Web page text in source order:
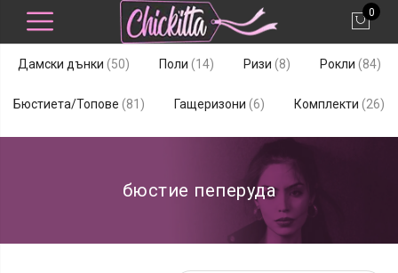
0
Дамски дънки 5050
Поли 1414
Ризи 88
Рокли 8484
Бюстиета/Топове
81 81
Гащеризони 66
Комплекти 2626
бюстие пеперуда